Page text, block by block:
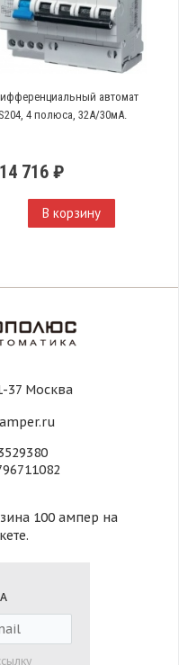
автомат
4 полюса, 32А/30мА.
14 716 ₽
В корзину
37 Москва